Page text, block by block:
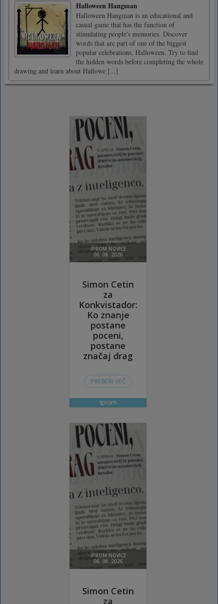
Halloween Hangman
Halloween Hangman is an educational and
casual game that has the function of
stimulating people's memories. Discover
words that are part of one of the biggest
popular celebrations, Halloween. Try to find
the hidden words before completing the whole
drawing and learn about Hallowe [...]